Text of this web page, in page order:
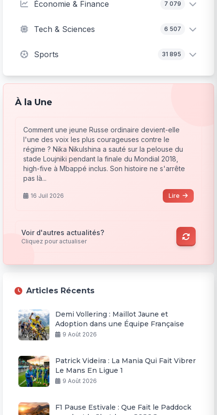
Économie & Finance 7 079
Tech & Sciences 6 507
Sports 31 895
À la Une
Comment une jeune Russe ordinaire devient-elle
l'une des voix les plus courageuses contre le
régime ? Nika Nikulshina a sauté sur la pelouse du
stade Loujniki pendant la finale du Mondial 2018,
high-five à Mbappé inclus. Son histoire ne s'arrête
pas là...
16 Juil 2026 Lire
Voir d'autres actualités?
Cliquez pour actualiser
Articles Récents
Demi Vollering : Maillot Jaune et
Adoption dans une Équipe Française
9 Août 2026
Patrick Videira : La Mania Qui Fait Vibrer
Le Mans En Ligue 1
9 Août 2026
F1 Pause Estivale : Que Fait le Paddock